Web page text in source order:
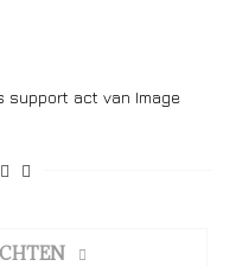
support act van Image